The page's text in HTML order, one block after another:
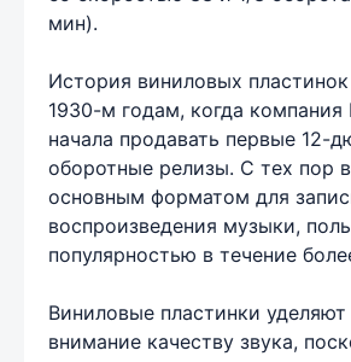
мин).
История виниловых
1930-м годам, когда компания
начала продавать первые 12-
оборотные релизы. С тех пор
основным форматом для
воспроизведения музыки,
популярностью в течение
Виниловые пластинки
внимание качеству звука,